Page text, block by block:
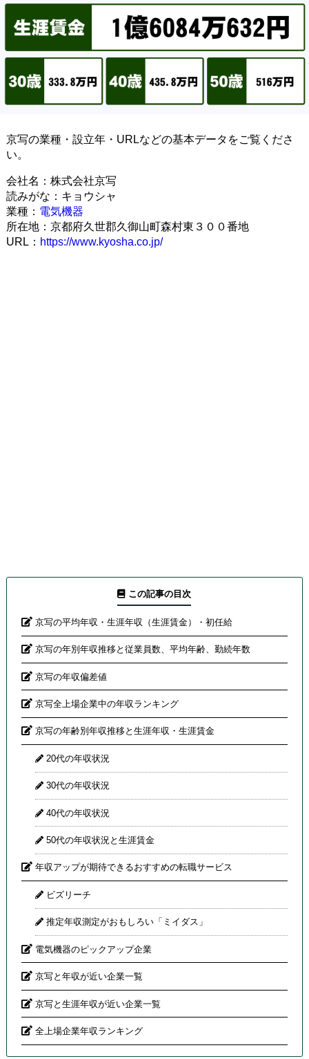
京写の業種・設立年・URLなどの基本データをご覧くださ
い。
会社名：株式会社京写
読みがな：キョウシャ
業種： 電気機器
所在地：京都府久世郡久御山町森村東３００番地
URL： https://www.kyosha.co.jp/
この記事の目次
京写の平均年収・生涯年収（生涯賃金）・初任給
京写の年別年収推移と従業員数、平均年齢、勤続年数
京写の年収偏差値
京写全上場企業中の年収ランキング
京写の年齢別年収推移と生涯年収・生涯賃金
20代の年収状況
30代の年収状況
40代の年収状況
50代の年収状況と生涯賃金
年収アップが期待できるおすすめの転職サービス
ビズリーチ
推定年収測定がおもしろい「ミイダス」
電気機器のピックアップ企業
京写と年収が近い企業一覧
京写と生涯年収が近い企業一覧
全上場企業年収ランキング